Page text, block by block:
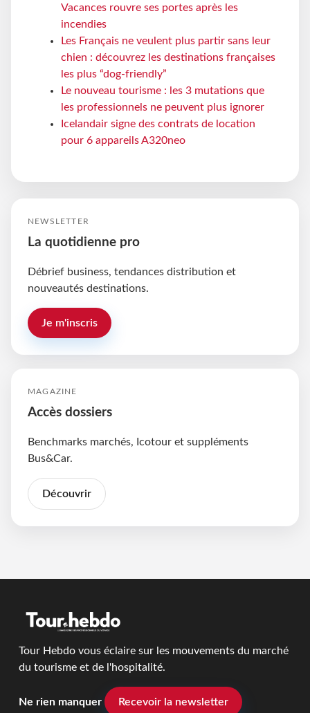
Vacances rouvre ses portes après les
incendies
Les Français ne veulent plus partir sans leur
chien : découvrez les destinations françaises
les plus “dog-friendly”
Le nouveau tourisme : les 3 mutations que
les professionnels ne peuvent plus ignorer
Icelandair signe des contrats de location
pour 6 appareils A320neo
NEWSLETTER
La quotidienne pro
Débrief business, tendances distribution et
nouveautés destinations.
Je m'inscris
MAGAZINE
Accès dossiers
Benchmarks marchés, Icotour et suppléments
Bus&Car.
Découvrir
Tour Hebdo vous éclaire sur les mouvements du marché
du tourisme et de l'hospitalité.
Ne rien manquer Recevoir la newsletter